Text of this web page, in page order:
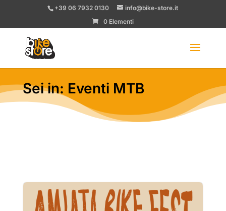
+39 06 7932 0130
info@bike-store.it
0 Elementi
Sei in: Eventi MTB